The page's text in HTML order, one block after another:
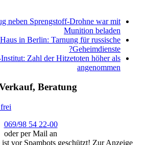
neben Sprengstoff-Drohne war mit
Munition beladen
in Berlin: Tarnung für russische
Geheimdienste?
Zahl der Hitzetoten höher als
angenommen
Beratung
069/98 54 22-00
oder per Mail an
vor Spambots geschützt! Zur Anzeige